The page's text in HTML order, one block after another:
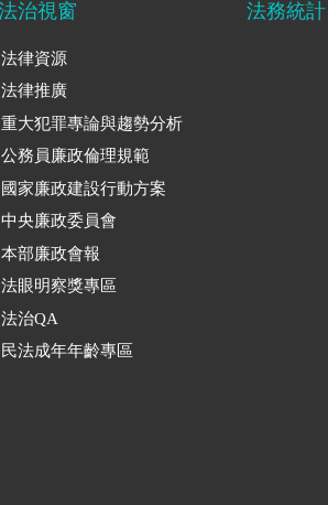
治視窗
法律資源
法律推廣
重大犯罪專論與趨勢分析
公務員廉政倫理規範
國家廉政建設行動方案
中央廉政委員會
本部廉政會報
法眼明察獎專區
法治QA
民法成年年齡專區
法務統計